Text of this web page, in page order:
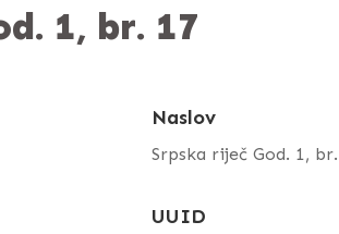
1, br. 17
Naslov
Srpska riječ God. 1,
UUID